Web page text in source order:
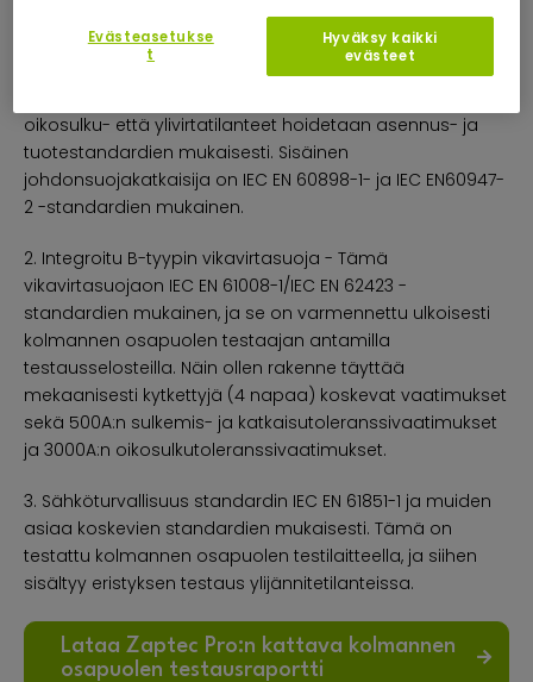
1. Integroitu johdonsuojakatkaisija (nimellisarvo 40 A),
joka mahdollistaa asennuksen yhteiseen
oikosulku- että ylivirtatilanteet hoidetaan asennus- ja
tuotestandardien mukaisesti. Sisäinen
johdonsuojakatkaisija on IEC EN 60898-1- ja IEC EN60947-
2 -standardien mukainen.
2. Integroitu B-tyypin vikavirtasuoja - Tämä
vikavirtasuojaon IEC EN 61008-1/IEC EN 62423 -
standardien mukainen, ja se on varmennettu ulkoisesti
kolmannen osapuolen testaajan antamilla
testausselosteilla. Näin ollen rakenne täyttää
mekaanisesti kytkettyjä (4 napaa) koskevat vaatimukset
sekä 500A:n sulkemis- ja katkaisutoleranssivaatimukset
ja 3000A:n oikosulkutoleranssivaatimukset.
3. Sähköturvallisuus standardin IEC EN 61851-1 ja muiden
asiaa koskevien standardien mukaisesti. Tämä on
testattu kolmannen osapuolen testilaitteella, ja siihen
sisältyy eristyksen testaus ylijännitetilanteissa.
Lataa Zaptec Pro:n kattava kolmannen
osapuolen testausraportti
Evästeasetukse
t
Hyväksy kaikki
evästeet